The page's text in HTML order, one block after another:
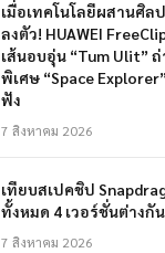
เมื่อเทคโนโลยีผสานศิล
ลงตัว! HUAWEI
เส้นอบอุ่น “Tum Ulit”
พิเศษ “Space
ฟัง
7 สิงหาคม 2026
เทียบสเปคชิป
ทั้งหมด 4 เวอร์ชั่นต่างกัน
7 สิงหาคม 2026